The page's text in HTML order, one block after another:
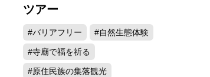
ツアー
#バリアフリー #自然生態体験
#寺廟で福を祈る
#原住民族の集落観光